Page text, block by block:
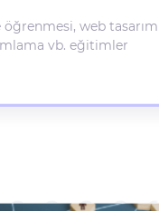
öğrenmesi, web
vb. eğitimler